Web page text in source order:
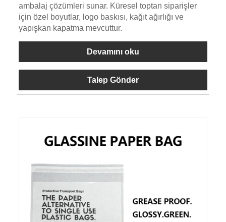
ambalaj çözümleri sunar. Küresel toptan siparişler
için özel boyutlar, logo baskısı, kağıt ağırlığı ve
yapışkan kapatma mevcuttur.
Devamını oku
Talep Gönder